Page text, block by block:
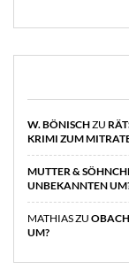
W. BÖNISCHZU
KRIMI ZUM
MUTTER &
UNBEKANNTEN
MATHIASZU
UM?